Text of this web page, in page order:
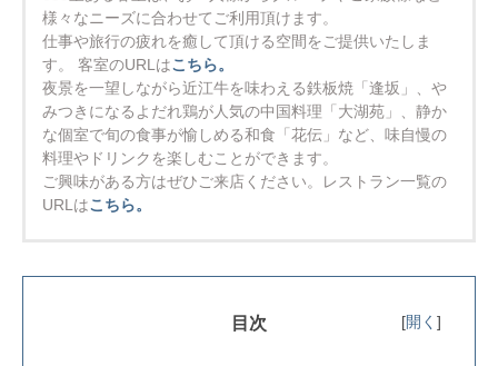
様々なニーズに合わせてご利用頂けます。
仕事や旅行の疲れを癒して頂ける空間をご提供いたしま
す。
客室のURLはこちら。
夜景を一望しながら近江牛を味わえる鉄板焼「逢坂」、や
みつきになるよだれ鶏が人気の中国料理「大湖苑」、静か
な個室で旬の食事が愉しめる和食「花伝」など、味自慢の
料理やドリンクを楽しむことができます。
ご興味がある方はぜひご来店ください。レストラン一覧の
URLはこちら。
目次 [開く ]